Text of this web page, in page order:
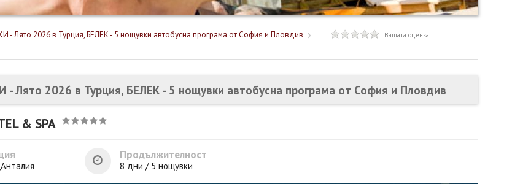
- Лято 2026 в Турция, БЕЛЕК - 5 нощувки автобусна програма от София и Пловдив
Вашата оценка
Лято 2026 в Турция, БЕЛЕК - 5 нощувки автобусна програма от София и Пловдив
& SPA
Продължителност
8 дни / 5 нощувки